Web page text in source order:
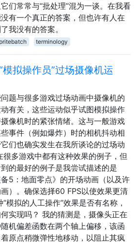
们常常与“批处理”混为一谈。在我看
有一个真正的答案，但也许有人在
我没有的答案。
terminology
模拟操作员”过场摄像机运
题与很多游戏过场动画中摄像机的
有关，这些运动似乎试图模拟操作
像机时的紧张情绪。这与一般游戏
事件（例如爆炸）时的相机抖动相
们也确实发生在我所谈论的过场动
很多游戏中都有这种效果的例子，但
的最好的例子是我尝试描述的是
备5：地面零点》的开场动画（以及许
）。确保选择60 FPS以使效果更清
模拟的人工操作”效果是否有名称，
实现吗？ 我的猜测是，摄像头正在
机偏差函数在两个轴上偏移，该函
原点稍微弹性地移动，以阻止其疯